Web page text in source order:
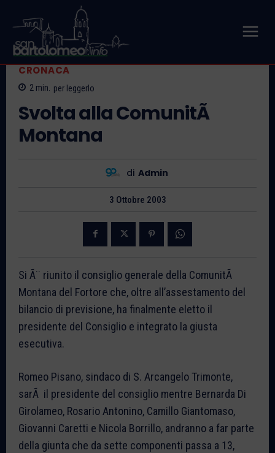
CRONACA
2 min. per leggerlo
Svolta alla ComunitÃ
Montana
di Admin
3 Ottobre 2003
Si Ã¨ riunito il consiglio generale della ComunitÃ
Montana del Fortore che, oltre all’assestamento del
bilancio di previsione, ha finalmente eletto il
presidente del Consiglio e integrato la giusta
esecutiva.
Romeo Pisano, sindaco di S. Arcangelo Trimonte,
sarÃ il presidente del consiglio mentre Bernarda Di
Girolameo, Rosario Antonino, Camillo Giantomaso,
Giovanni Caretti e Nicola Borrillo, andranno a far parte
della giunta che da sette componenti passa a 13,